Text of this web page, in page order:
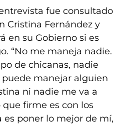
fue consultado
Cristina Fernández y
en su Gobierno si es
“No me maneja nadie.
de chicanas, nadie
manejar alguien
ni nadie me va a
firme es con los
es poner lo mejor de mí,